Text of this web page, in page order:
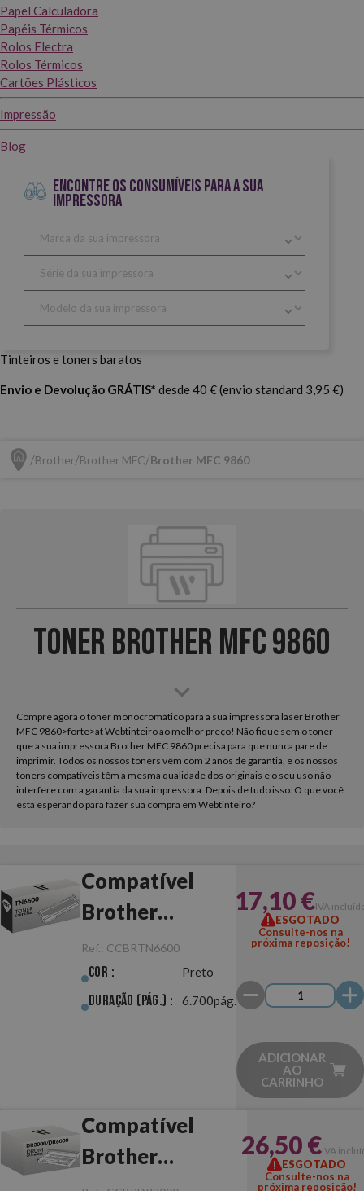
Papel Calculadora
Papéis Térmicos
Rolos Electra
Rolos Térmicos
Cartões Plásticos
Impressão
Blog
ENCONTRE OS CONSUMÍVEIS PARA A SUA
IMPRESSORA
Tinteiros e toners baratos
Envio e Devolução GRÁTIS* desde 40 € (envio standard 3,95 €)
Brother Brother MFC Brother MFC 9860
Toner Brother MFC 9860
Compre agora o toner monocromático para a sua impressora laser Brother
MFC 9860>forte>at Webtinteiro ao melhor preço! Não fique sem o toner
que a sua impressora Brother MFC 9860 precisa para que nunca pare de
imprimir. Todos os nossos toners vêm com 2 anos de garantia, e os nossos
toners compatíveis têm a mesma qualidade dos originais e o seu uso não
interfere com a garantia da sua impressora. Depois de tudo isso: O que você
está esperando para fazer sua compra em Webtinteiro?
Compatível
Brother
TN6600 Preto
Ref.: CCBRTN6600
Cor : Preto
Duração (pág.) : 6.700pág.
17,10 €IVA
ESGOTADO
Consulte-nos na
próxima reposição!
ADICIONAR
AO
CARRINHO
Compatível
Brother
26,50 €IVA
ESGOTADO
Consulte-nos na
próxima reposição!